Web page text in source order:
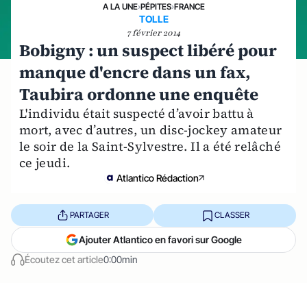
A LA UNE›PÉPITES›FRANCE
TOLLE
7 février 2014
Bobigny : un suspect libéré pour
manque d'encre dans un fax,
Taubira ordonne une enquête
L'individu était suspecté d’avoir battu à
mort, avec d’autres, un disc-jockey amateur
le soir de la Saint-Sylvestre. Il a été relâché
ce jeudi.
Atlantico Rédaction
Écoutez cet article0:00min
PARTAGER CLASSER
Ajouter Atlantico en favori sur Google